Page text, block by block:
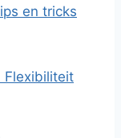
en tricks
Flexibiliteit